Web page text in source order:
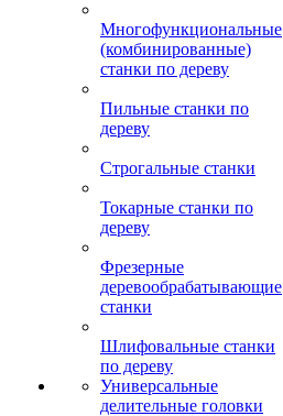
Многофункциональные
(комбинированные)
станки по дереву
Пильные станки по
дереву
Строгальные станки
Токарные станки по
дереву
Фрезерные
деревообрабатывающие
станки
Шлифовальные станки
по дереву
Универсальные
делительные головки